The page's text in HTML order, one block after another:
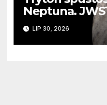
Neptuna.
ślady
zaginionego
LIP 30, 2026